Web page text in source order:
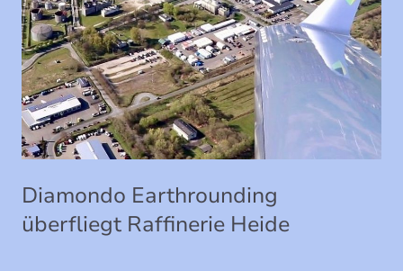
Diamondo Earthrounding
überfliegt Raffinerie Heide